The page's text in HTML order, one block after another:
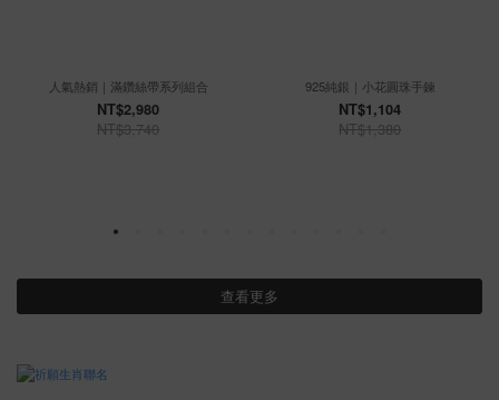
人氣熱銷｜滿鑽絲帶系列組合
NT$2,980
NT$3,740
925純銀｜小花圓珠手鍊
NT$1,104
NT$1,380
查看更多